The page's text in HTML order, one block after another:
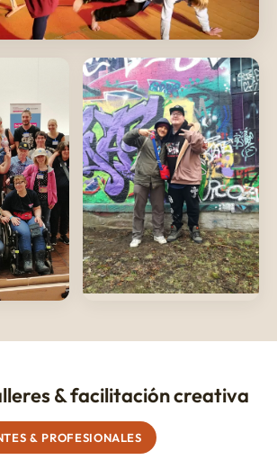
& facilitación creativa
& PROFESIONALES